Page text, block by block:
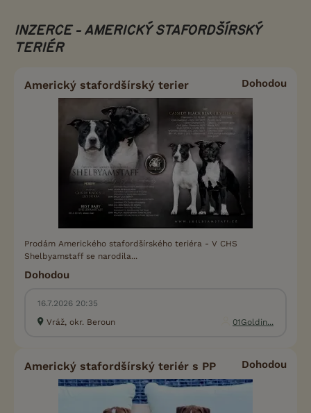
INZERCE - AMERICKÝ STAFORDŠÍRSKÝ
TERIÉR
Americký stafordšírský terier Dohodou
Prodám Amerického stafordšírského teriéra - V CHS
Shelbyamstaff se narodila...
Dohodou
16.7.2026 20:35
Vráž, okr. Beroun
01Goldin...
Americký stafordšírský teriér s PP Dohodou